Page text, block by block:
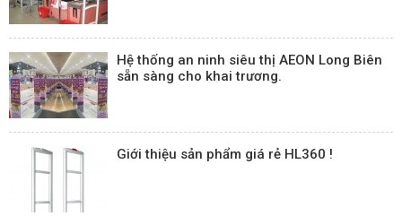
Hệ thống an ninh siêu thị AEON Long Biên
sẵn sàng cho khai trương.
Giới thiệu sản phẩm giá rẻ HL360 !